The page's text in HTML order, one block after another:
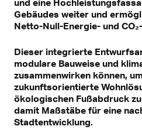
Gebäudes weiter und
Netto-Null-Energie- und
Dieser integrierte
modulare Bauweise und
zusammenwirken können,
zukunftsorientierte
ökologischen Fußabdruck
damit Maßstäbe für eine
Stadtentwicklung.